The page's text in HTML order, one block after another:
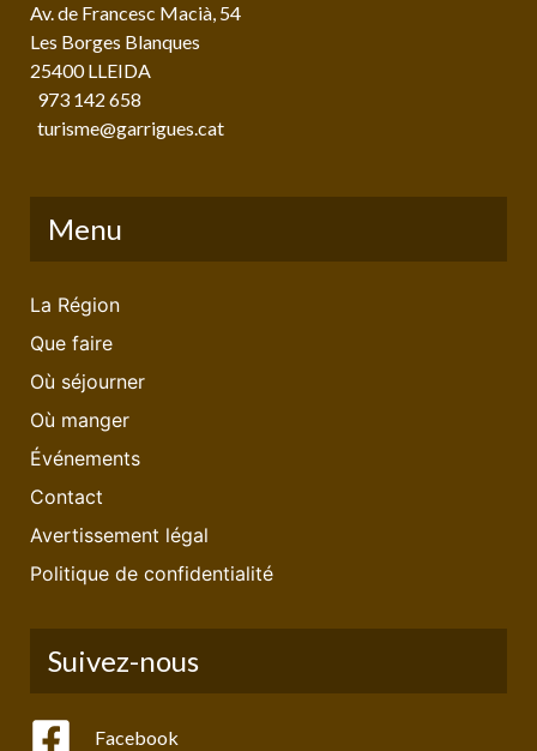
Av. de Francesc Macià, 54
Les Borges Blanques
25400 LLEIDA
973 142 658
turisme@garrigues.cat
Menu
La Région
Que faire
Où séjourner
Où manger
Événements
Contact
Avertissement légal
Politique de confidentialité
Suivez-nous
Facebook